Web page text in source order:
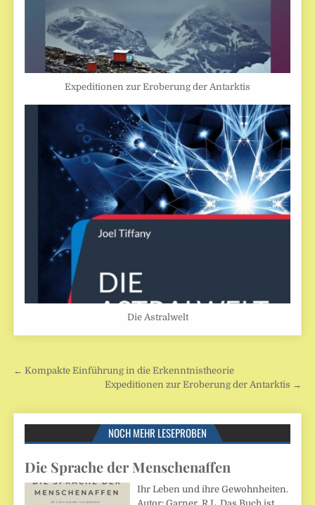
Expeditionen zur Eroberung der Antarktis
Die Astralwelt
Beitragsnavigation
← Kompakte Einführung in die Erkenntnistheorie
Expeditionen zur Eroberung der Antarktis →
NOCH MEHR LESEPROBEN
Die Sprache der Menschenaffen
Ihr Leben und ihre Gewohnheiten.